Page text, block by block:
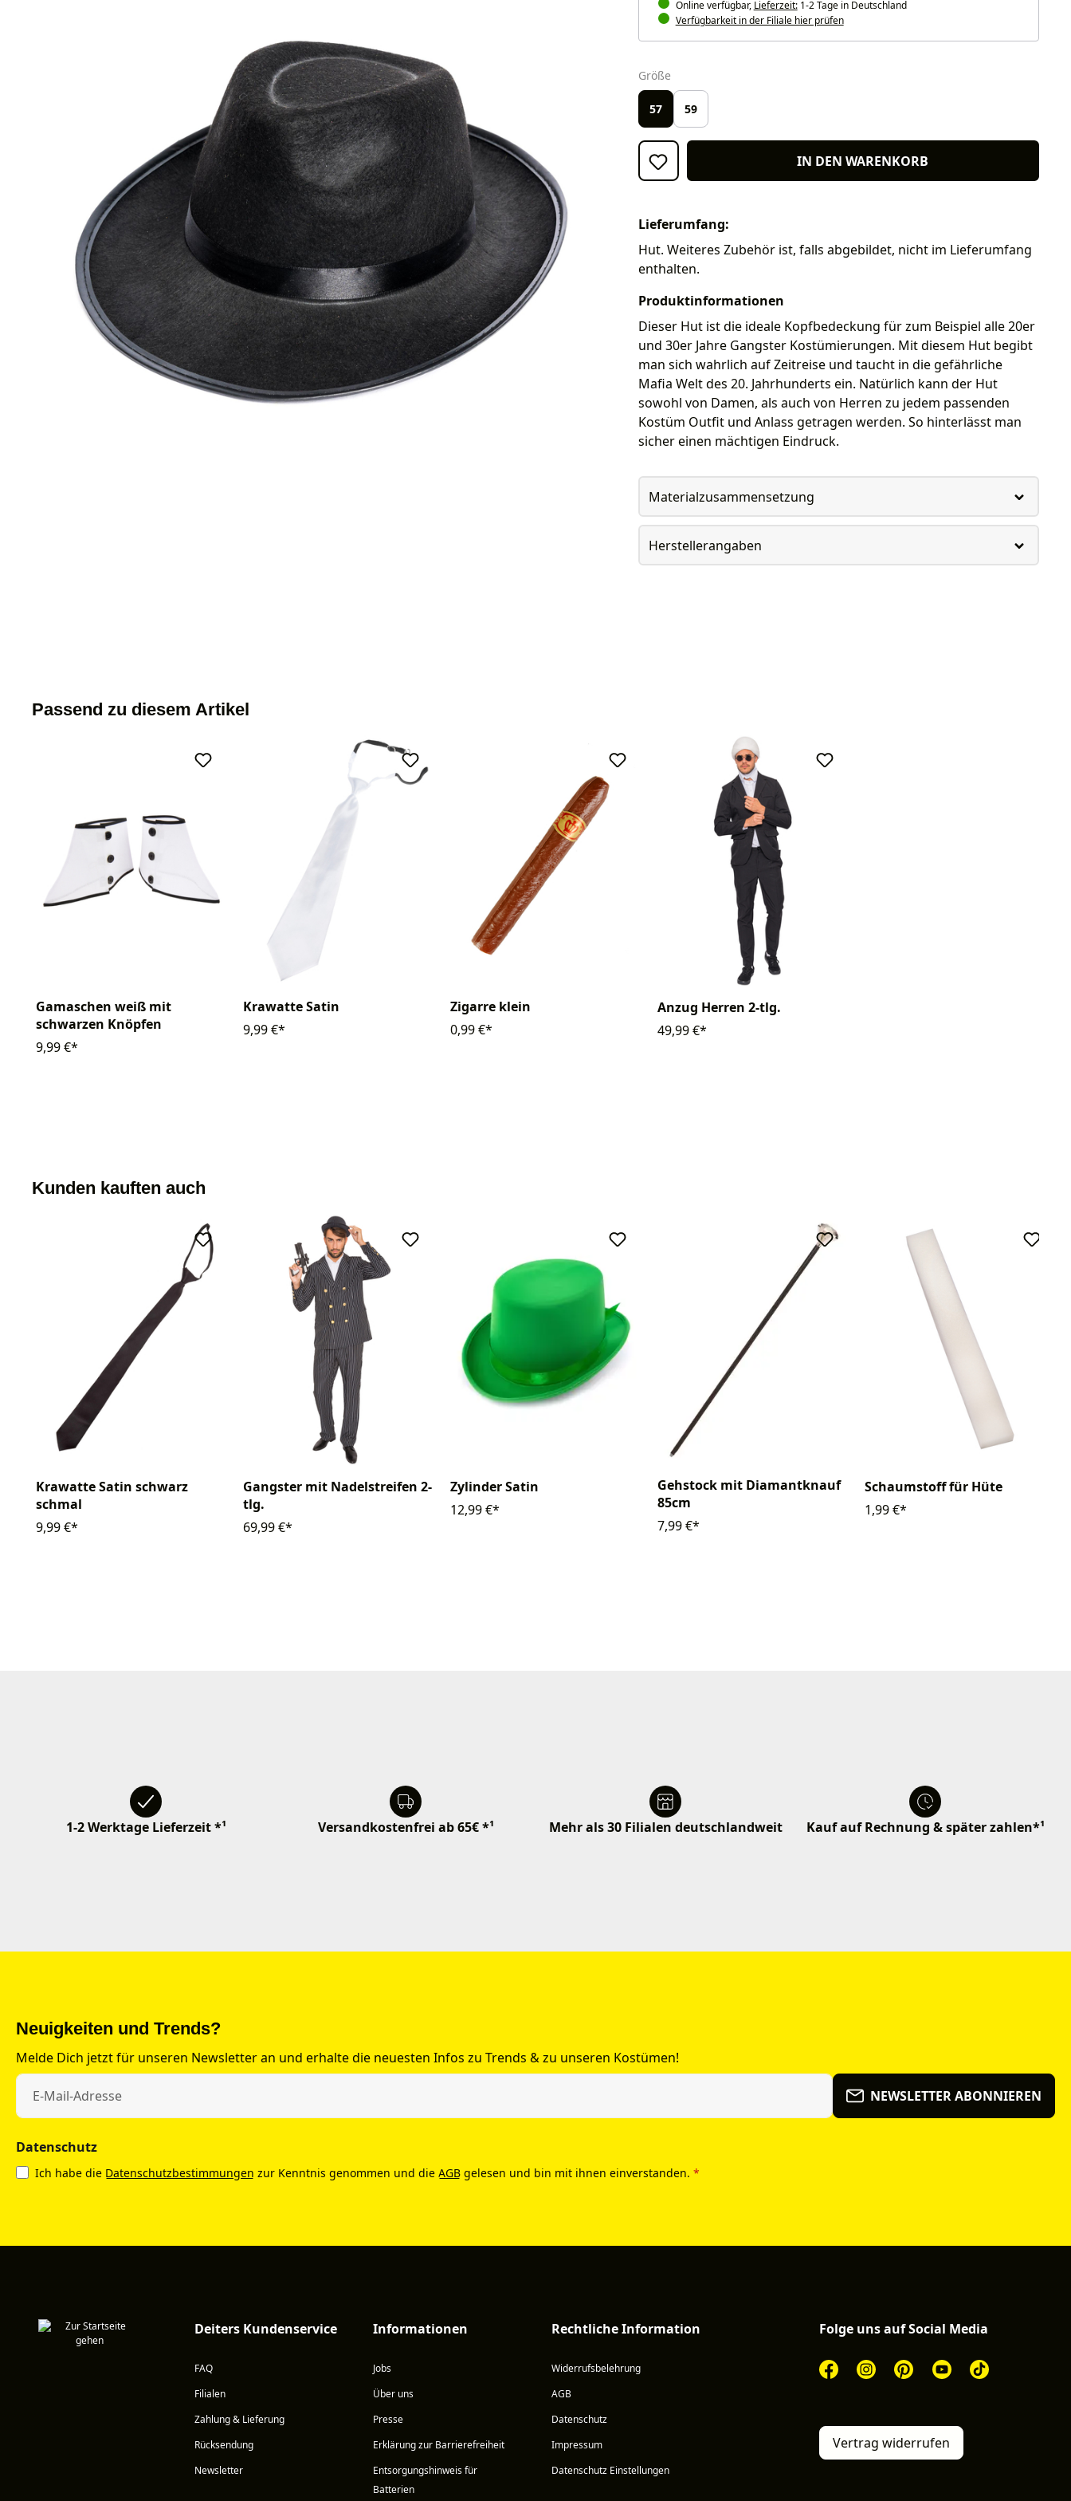
Online verfügbar, Lieferzeit:1-2 Tage in Deutschland
Verfügbarkeit in der Filiale hier prüfen
Größeauswählen
57 59
IN DEN WARENKORB
Lieferumfang:
Hut. Weiteres Zubehör ist, falls abgebildet, nicht im Lieferumfang
enthalten.
Produktinformationen
Dieser Hut ist die ideale Kopfbedeckung für zum Beispiel alle 20er
und 30er Jahre Gangster Kostümierungen. Mit diesem Hut begibt
man sich wahrlich auf Zeitreise und taucht in die gefährliche
Mafia Welt des 20. Jahrhunderts ein. Natürlich kann der Hut
sowohl von Damen, als auch von Herren zu jedem passenden
Kostüm Outfit und Anlass getragen werden. So hinterlässt man
sicher einen mächtigen Eindruck.
Materialzusammensetzung
Herstellerangaben
Passend zu diesem Artikel
Gamaschen weiß mit
schwarzen Knöpfen
9,99 €*
Krawatte Satin
9,99 €*
Zigarre klein
0,99 €*
Anzug Herren 2-tlg.
49,99 €*
Kunden kauften auch
Krawatte Satin schwarz
schmal
9,99 €*
Gangster mit Nadelstreifen 2-
tlg.
69,99 €*
Zylinder Satin
12,99 €*
Gehstock mit Diamantknauf
85cm
7,99 €*
Schaumstoff für Hüte
1,99 €*
1-2 Werktage Lieferzeit *¹ Versandkostenfrei ab 65€ *¹ Mehr als 30 Filialen deutschlandweit Kauf auf Rechnung & später zahlen*¹
Neuigkeiten und Trends?
Melde Dich jetzt für unseren Newsletter an und erhalte die neuesten Infos zu Trends & zu unseren Kostümen!
NEWSLETTER ABONNIEREN
Datenschutz
Ich habe die Datenschutzbestimmungen zur Kenntnis genommen und die AGB gelesen und bin mit ihnen einverstanden. *
Deiters Kundenservice
FAQ
Filialen
Zahlung & Lieferung
Rücksendung
Newsletter
Informationen
Jobs
Über uns
Presse
Erklärung zur Barrierefreiheit
Entsorgungshinweis für
Batterien
Rechtliche Information
Widerrufsbelehrung
AGB
Datenschutz
Impressum
Datenschutz Einstellungen
Folge uns auf Social Media
Vertrag widerrufen